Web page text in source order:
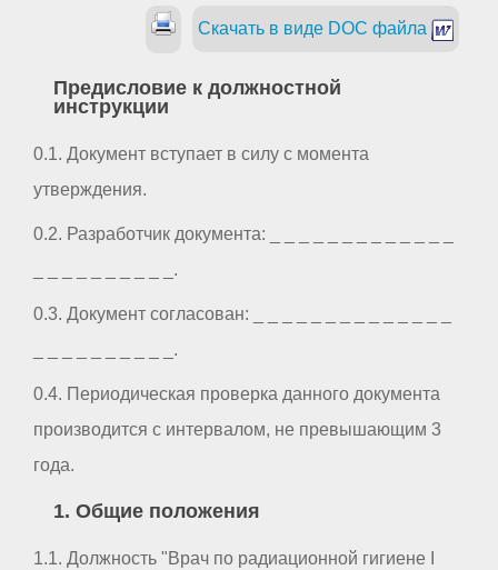
Скачать в виде DOC файла
Предисловие к должностной
инструкции
0.1. Документ вступает в силу с момента
утверждения.
0.2. Разработчик документа: _ _ _ _ _ _ _ _ _ _ _ _ _
_ _ _ _ _ _ _ _ _ _.
0.3. Документ согласован: _ _ _ _ _ _ _ _ _ _ _ _ _ _
_ _ _ _ _ _ _ _ _ _.
0.4. Периодическая проверка данного документа
производится с интервалом, не превышающим 3
года.
1. Общие положения
1.1. Должность "Врач по радиационной гигиене I